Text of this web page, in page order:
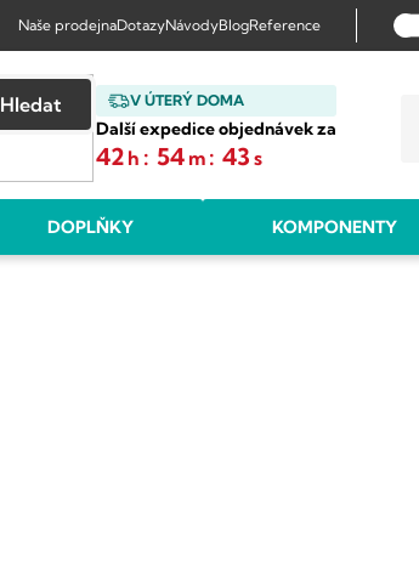
Naše prodejnaDotazyNávodyBlogReference
V ÚTERÝ DOMA
Další expedice objednávek za
42 h : 54 m : 42 s
Hledat
DOPLŇKY KOMPONENTY